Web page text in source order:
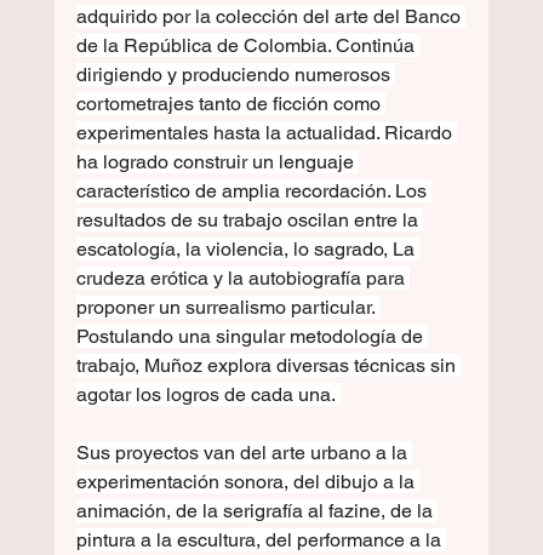
adquirido por la colección del arte del Banco
de la República de Colombia. Continúa
dirigiendo y produciendo numerosos
cortometrajes tanto de ficción como
experimentales hasta la actualidad. Ricardo
ha logrado construir un lenguaje
característico de amplia recordación. Los
resultados de su trabajo oscilan entre la
escatología, la violencia, lo sagrado, La
crudeza erótica y la autobiografía para
proponer un surrealismo particular.
Postulando una singular metodología de
trabajo, Muñoz explora diversas técnicas sin
agotar los logros de cada una.
Sus proyectos van del arte urbano a la
experimentación sonora, del dibujo a la
animación, de la serigrafía al fazine, de la
pintura a la escultura, del performance a la